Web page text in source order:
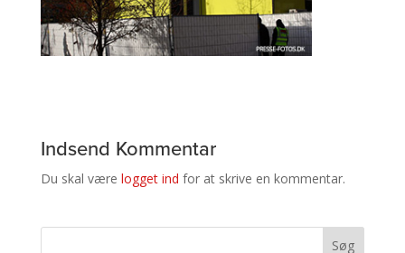
Indsend Kommentar
Du skal være logget ind for at skrive en kommentar.